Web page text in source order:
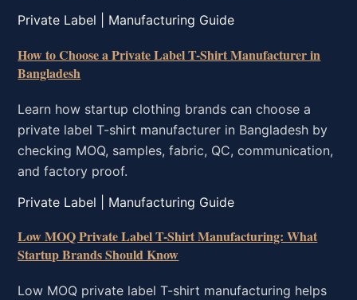
Private Label | Manufacturing Guide
How to Choose a Private Label T-Shirt Manufacturer in
Bangladesh
Learn how startup clothing brands can choose a
private label T-shirt manufacturer in Bangladesh by
checking MOQ, samples, fabric, QC, communication,
and factory proof.
Private Label | Manufacturing Guide
Low MOQ Private Label T-Shirt Manufacturing: What
Startup Brands Should Know
Low MOQ private label T-shirt manufacturing helps